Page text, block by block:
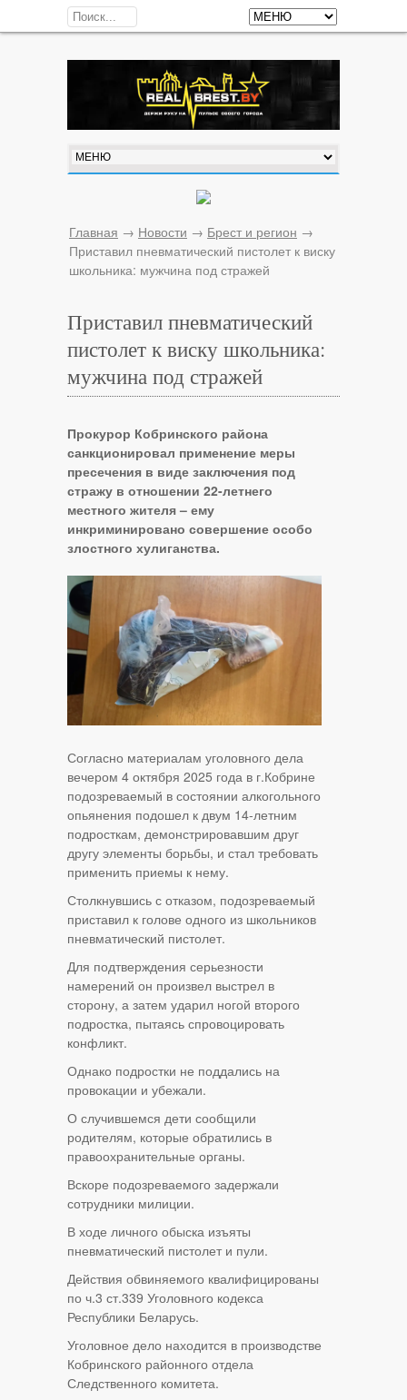
Главная → Новости → Брест и регион →
Приставил пневматический пистолет к виску
школьника: мужчина под стражей
Приставил пневматический
пистолет к виску школьника:
мужчина под стражей
Прокурор Кобринского района
санкционировал применение меры
пресечения в виде заключения под
стражу в отношении 22-летнего
местного жителя – ему
инкриминировано совершение особо
злостного хулиганства.
Согласно материалам уголовного дела
вечером 4 октября 2025 года в г.Кобрине
подозреваемый в состоянии алкогольного
опьянения подошел к двум 14-летним
подросткам, демонстрировавшим друг
другу элементы борьбы, и стал требовать
применить приемы к нему.
Столкнувшись с отказом, подозреваемый
приставил к голове одного из школьников
пневматический пистолет.
Для подтверждения серьезности
намерений он произвел выстрел в
сторону, а затем ударил ногой второго
подростка, пытаясь спровоцировать
конфликт.
Однако подростки не поддались на
провокации и убежали.
О случившемся дети сообщили
родителям, которые обратились в
правоохранительные органы.
Вскоре подозреваемого задержали
сотрудники милиции.
В ходе личного обыска изъяты
пневматический пистолет и пули.
Действия обвиняемого квалифицированы
по ч.3 ст.339 Уголовного кодекса
Республики Беларусь.
Уголовное дело находится в производстве
Кобринского районного отдела
Следственного комитета.